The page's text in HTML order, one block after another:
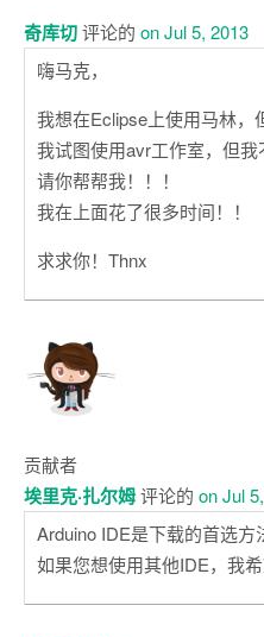
奇库切评论的 on Jul 5, 2013
嗨马克，
我想在Eclipse上使用马林，
我试图使用avr工作室，但我
请你帮帮我！！！
我在上面花了很多时间！！
求求你！Thnx
贡献者
埃里克·扎尔姆评论的 on Jul
Arduino IDE是下载的首选方
如果您想使用其他IDE，我